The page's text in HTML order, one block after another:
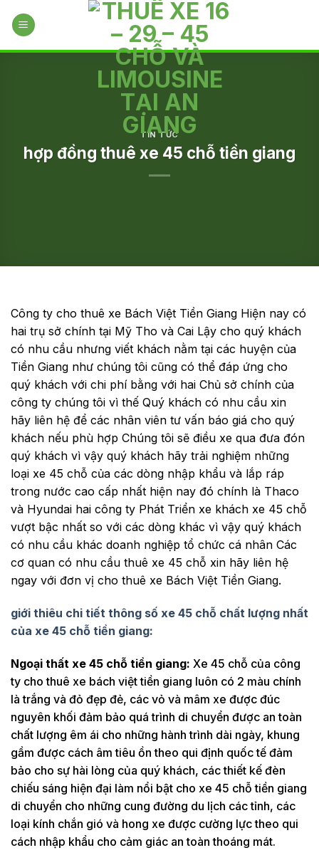
TIN TỨC
hợp đồng thuê xe 45 chỗ tiền giang
Công ty cho thuê xe Bách Việt Tiền Giang Hiện nay có
hai trụ sở chính tại Mỹ Tho và Cai Lậy cho quý khách
có nhu cầu nhưng viết khách nằm tại các huyện của
Tiền Giang như chúng tôi cũng có thể đáp ứng cho
quý khách với chi phí bằng với hai Chủ sở chính của
công ty chúng tôi vì thế Quý khách có nhu cầu xin
hãy liên hệ để các nhân viên tư vấn báo giá cho quý
khách nếu phù hợp Chúng tôi sẽ điều xe qua đưa đón
quý khách vì vậy quý khách hãy trải nghiệm những
loại xe 45 chỗ của các dòng nhập khẩu và lắp ráp
trong nước cao cấp nhất hiện nay đó chính là Thaco
và Hyundai hai công ty Phát Triển xe khách xe 45 chỗ
vượt bậc nhất so với các dòng khác vì vậy quý khách
có nhu cầu khác doanh nghiệp tổ chức cá nhân Các
cơ quan có nhu cầu thuê xe 45 chỗ xin hãy liên hệ
ngay với đơn vị cho thuê xe Bách Việt Tiền Giang.
giới thiêu chi tiết thông số xe 45 chỗ chất lượng nhất
của xe 45 chỗ tiền giang:
Ngoại thất xe 45 chỗ tiền giang: Xe 45 chỗ của công
ty cho thuê xe bách việt tiền giang luôn có 2 màu chính
là trắng và đỏ đẹp đẻ, các vỏ và mâm xe được đúc
nguyên khối đảm bảo quá trình di chuyển được an toàn
chất lượng êm ái cho những hành trình dài ngày, khung
gầm được cách âm tiêu ồn theo qui định quốc tế đảm
bảo cho sự hài lòng của quý khách, các thiết kế đèn
chiếu sáng hiện đại làm nổi bật cho xe 45 chỗ tiền giang
di chuyển cho những cung đường du lịch các tỉnh, các
loại kính chắn gió và hong xe được cường lực theo qui
cách nhập khẩu cho cảm giác an toàn thoáng mát.